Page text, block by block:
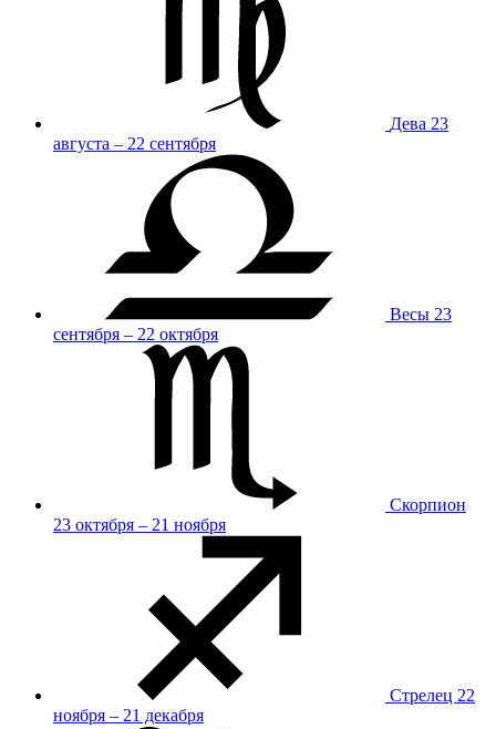
Дева 23
августа – 22 сентября
Весы 23
сентября – 22 октября
Скорпион
23 октября – 21 ноября
Стрелец 22
ноября – 21 декабря